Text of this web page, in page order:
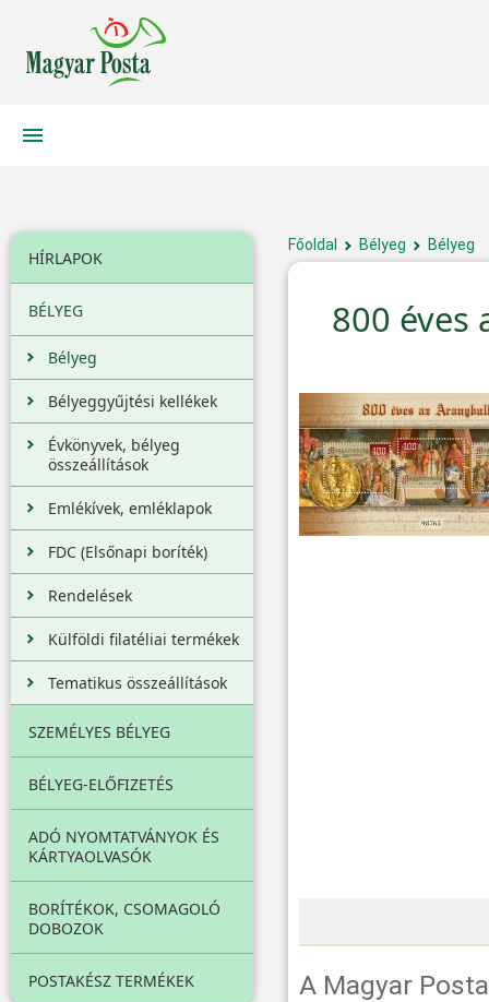
HÍRLAPOK
BÉLYEG
Bélyeg
Bélyeggyűjtési kellékek
Évkönyvek, bélyeg
összeállítások
Emlékívek, emléklapok
FDC (Elsőnapi boríték)
Rendelések
Külföldi filatéliai termékek
Tematikus összeállítások
SZEMÉLYES BÉLYEG
BÉLYEG-ELŐFIZETÉS
ADÓ NYOMTATVÁNYOK ÉS
KÁRTYAOLVASÓK
BORÍTÉKOK, CSOMAGOLÓ
DOBOZOK
POSTAKÉSZ TERMÉKEK
Főoldal Bélyeg Bélyeg
800 éves
A Magyar